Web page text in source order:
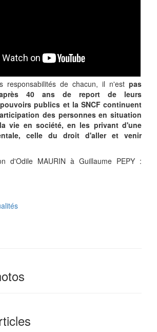
responsabilités de chacun, il n'est pas
40 ans de report de leurs
publics et la SNCF continuent
des personnes en situation
vie en société, en les privant d'une
celle du droit d'aller et venir
d'Odile MAURIN à Guillaume PEPY :